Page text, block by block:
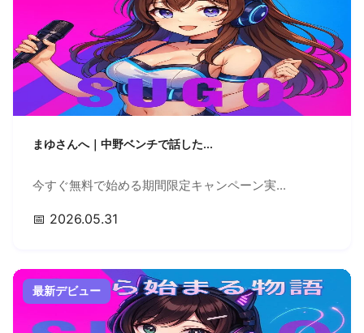
まゆさんへ｜中野ベンチで話した...
今すぐ無料で始める期間限定キャンペーン実...
📅 2026.05.31
最新デビュー